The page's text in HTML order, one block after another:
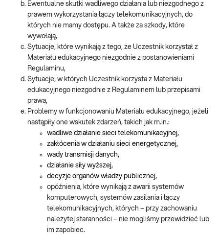
Ewentualne skutki wadliwego działania lub niezgodnego z
prawem wykorzystania łączy telekomunikacyjnych, do
których nie mamy dostępu. A także za szkody, które
wywołają,
Sytuacje, które wynikają z tego, że Uczestnik korzystał z
Materiału edukacyjnego niezgodnie z postanowieniami
Regulaminu,
Sytuacje, w których Uczestnik korzysta z Materiału
edukacyjnego niezgodnie z Regulaminem lub przepisami
prawa,
Problemy w funkcjonowaniu Materiału edukacyjnego, jeżeli
nastąpiły one wskutek zdarzeń, takich jak m.in.:
wadliwe działanie sieci telekomunikacyjnej,
zakłócenia w działaniu sieci energetycznej,
wady transmisji danych,
działanie siły wyższej,
decyzje organów władzy publicznej,
opóźnienia, które wynikają z awarii systemów
komputerowych, systemów zasilania i łączy
telekomunikacyjnych, których – przy zachowaniu
należytej staranności – nie mogliśmy przewidzieć lub
im zapobiec.